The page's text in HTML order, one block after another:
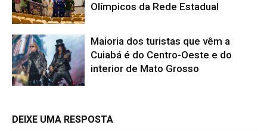
Olímpicos da Rede Estadual
Maioria dos turistas que vêm a
Cuiabá é do Centro-Oeste e do
interior de Mato Grosso
DEIXE UMA RESPOSTA